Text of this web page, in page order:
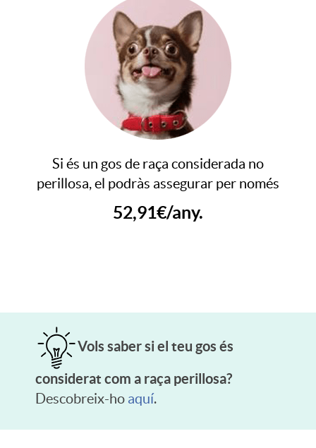
s Si és un gos de raça considerada no
perillosa, el podràs assegurar per només
52,91€/any.
Vols saber si el teu gos és
considerat com a raça perillosa?
Descobreix-ho aquí.